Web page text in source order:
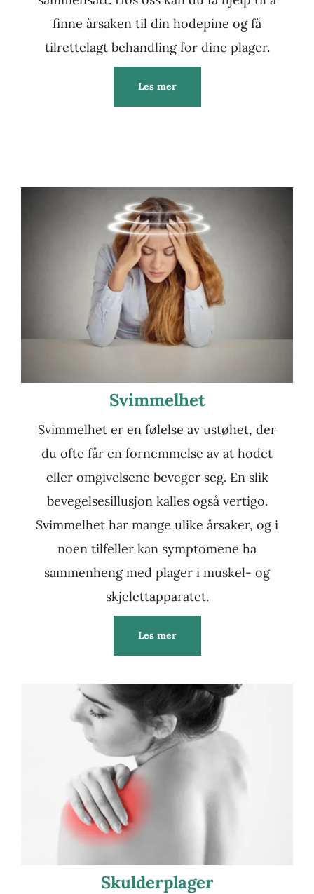
finne årsaken til din hodepine og få
tilrettelagt behandling for dine plager.
Les mer
Svimmelhet
Svimmelhet er en følelse av ustøhet, der
du ofte får en fornemmelse av at hodet
eller omgivelsene beveger seg. En slik
bevegelsesillusjon kalles også vertigo.
Svimmelhet har mange ulike årsaker, og i
noen tilfeller kan symptomene ha
sammenheng med plager i muskel- og
skjelettapparatet.
Les mer
Skulderplager